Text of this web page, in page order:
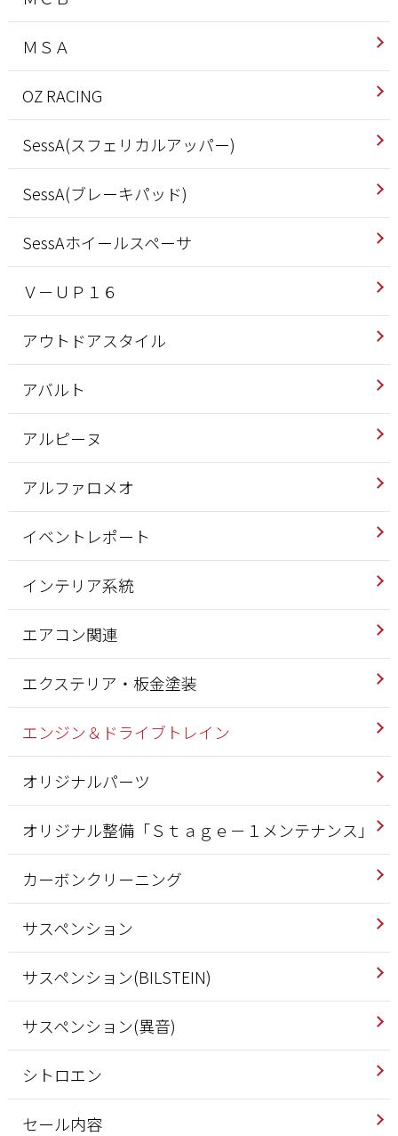
ＭＳＡ
OZ RACING
SessA(スフェリカルアッパー)
SessA(ブレーキパッド)
SessAホイールスペーサ
Ｖ－ＵＰ１６
アウトドアスタイル
アバルト
アルピーヌ
アルファロメオ
イベントレポート
インテリア系統
エアコン関連
エクステリア・板金塗装
エンジン＆ドライブトレイン
オリジナルパーツ
オリジナル整備「Ｓｔａｇｅ－１メンテナンス」
カーボンクリーニング
サスペンション
サスペンション(BILSTEIN)
サスペンション(異音)
シトロエン
セール内容